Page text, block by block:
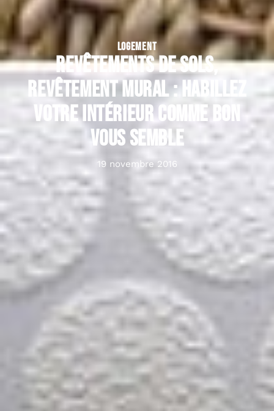
LOGEMENT
Revêtements de sols,
revêtement mural : habillez
votre intérieur comme bon
vous semble
19 novembre 2016